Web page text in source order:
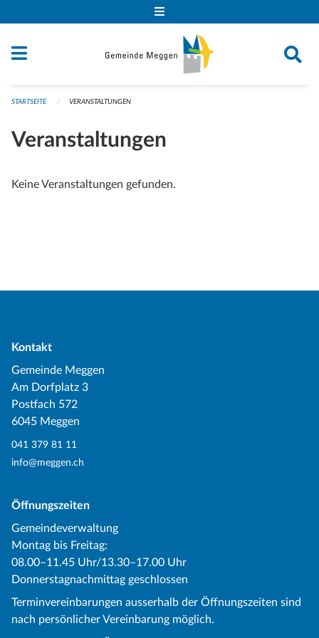
STARTSEITE VERANSTALTUNGEN
Veranstaltungen
Keine Veranstaltungen gefunden.
Kontakt
Gemeinde Meggen
Am Dorfplatz 3
Postfach 572
6045 Meggen
041 379 81 11
info@meggen.ch
Öffnungszeiten
Gemeindeverwaltung
Montag bis Freitag:
08.00–11.45 Uhr/13.30–17.00 Uhr
Donnerstagnachmittag geschlossen
Terminvereinbarungen ausserhalb der Öffnungszeiten sind
nach persönlicher Vereinbarung möglich.